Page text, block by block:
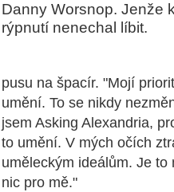
Danny Worsnop. Jenže
rýpnutí nenechal líbit.
pusu na špacír. "Mojí
umění. To se nikdy
jsem Asking Alexandria,
to umění. V mých očích
uměleckým ideálům. Je
nic pro mě."